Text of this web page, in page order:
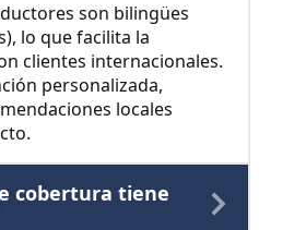
son bilingües
lo que facilita la
clientes internacionales.
personalizada,
locales
cobertura tiene